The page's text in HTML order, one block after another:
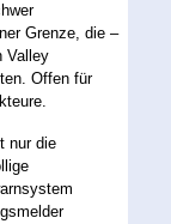
Grenze, die –
Valley
Offen für
nur die